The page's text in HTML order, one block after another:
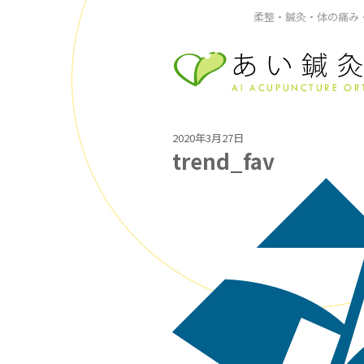
柔整・鍼灸・体の痛
2020年3月27日
trend_fav